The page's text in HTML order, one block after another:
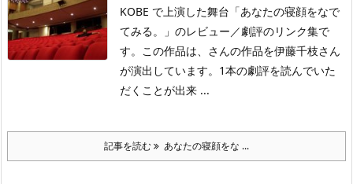
KOBE で上演した舞台「あなたの寝顔をなで
てみる。」のレビュー／劇評のリンク集で
す。この作品は、さんの作品を伊藤千枝さん
が演出しています。1本の劇評を読んでいた
だくことが出来 ...
記事を読む あなたの寝顔をな ...